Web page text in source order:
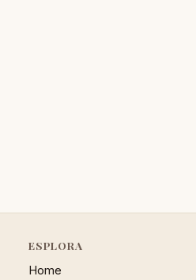
ESPLORA
Home